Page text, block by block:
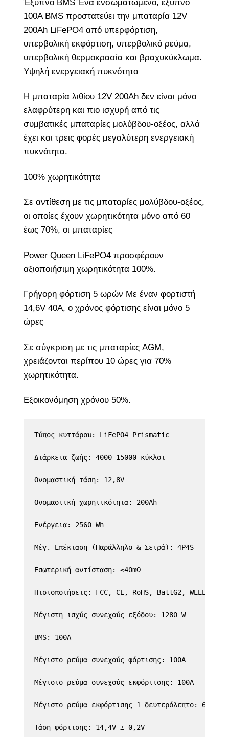
100A BMS προστατεύει την μπαταρία 12V
200Ah LiFePO4 από υπερφόρτιση,
υπερβολική εκφόρτιση, υπερβολικό ρεύμα,
υπερβολική θερμοκρασία και βραχυκύκλωμα.
Υψηλή ενεργειακή πυκνότητα
Η μπαταρία λιθίου 12V 200Ah δεν είναι μόνο
ελαφρύτερη και πιο ισχυρή από τις
συμβατικές μπαταρίες μολύβδου-οξέος, αλλά
έχει και τρεις φορές μεγαλύτερη ενεργειακή
πυκνότητα.
100% χωρητικότητα
Σε αντίθεση με τις μπαταρίες μολύβδου-οξέος,
οι οποίες έχουν χωρητικότητα μόνο από 60
έως 70%, οι μπαταρίες
Power Queen LiFePO4 προσφέρουν
αξιοποιήσιμη χωρητικότητα 100%.
Γρήγορη φόρτιση 5 ωρών Με έναν φορτιστή
14,6V 40A, ο χρόνος φόρτισης είναι μόνο 5
ώρες
Σε σύγκριση με τις μπαταρίες AGM,
χρειάζονται περίπου 10 ώρες για 70%
χωρητικότητα.
Εξοικονόμηση χρόνου 50%.
Τύπος κυττάρου: LiFePO4 Prismatic
Διάρκεια ζωής: 4000-15000 κύκλοι
Ονομαστική τάση: 12,8V
Ονομαστική χωρητικότητα: 200Ah
Ενέργεια: 2560 Wh
Μέγ. Επέκταση (Παράλληλο & Σειρά): 4P4S
Εσωτερική αντίσταση: ≤40mΩ
Πιστοποιήσεις: FCC, CE, RoHS, BattG2, WEEE,
Μέγιστη ισχύς συνεχούς εξόδου: 1280 W
BMS: 100Α
Μέγιστο ρεύμα συνεχούς φόρτισης: 100A
Μέγιστο ρεύμα συνεχούς εκφόρτισης: 100A
Μέγιστο ρεύμα εκφόρτισης 1 δευτερόλεπτο: 600A
Τάση φόρτισης: 14,4V ± 0,2V